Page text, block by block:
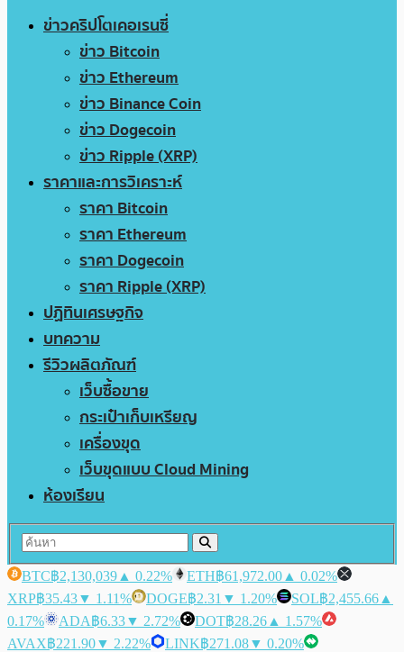
ข่าวคริปโตเคอเรนซี่
ข่าว Bitcoin
ข่าว Ethereum
ข่าว Binance Coin
ข่าว Dogecoin
ข่าว Ripple (XRP)
ราคาและการวิเคราะห์
ราคา Bitcoin
ราคา Ethereum
ราคา Dogecoin
ราคา Ripple (XRP)
ปฏิทินเศรษฐกิจ
บทความ
รีวิวผลิตภัณฑ์
เว็บซื้อขาย
กระเป๋าเก็บเหรียญ
เครื่องขุด
เว็บขุดแบบ Cloud Mining
ห้องเรียน
BTC฿2,130,039 ▲ 0.22% ETH฿61,972.00 ▲ 0.02%
XRP฿35.43▼ 1.11% DOGE฿2.31 ▼ 1.20% SOL฿2,455.66 ▲
0.17%
ADA฿6.33▼ 2.72% DOT฿28.26 ▲ 1.57%
AVAX฿221.90▼ 2.22% LINK฿271.08▼ 0.20%